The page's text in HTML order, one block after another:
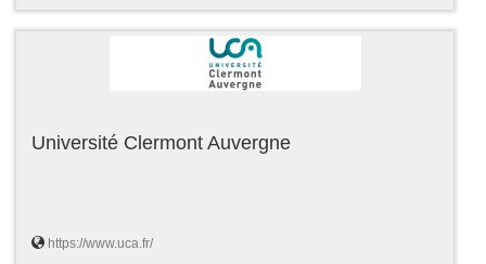
Université Clermont Auvergne
https://www.uca.fr/